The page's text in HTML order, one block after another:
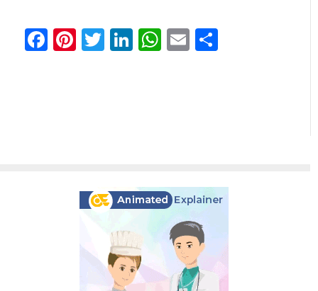
Facebook
Pinterest
Twitter
LinkedIn
WhatsApp
Email